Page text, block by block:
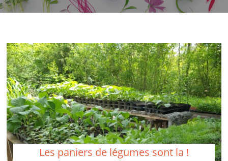
L
L
Les paniers de légumes sont la !